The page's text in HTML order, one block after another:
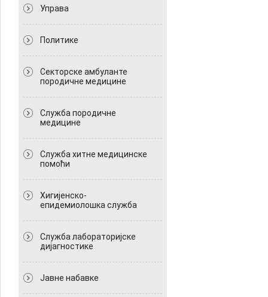
Управа
Политикe
Секторске амбуланте
породичне медицине
Служба породичне
медицине
Служба хитне медицинске
помоћи
Хигијенско-
епидемиолошка служба
Служба лабораторијске
дијагностике
Јавне набавке